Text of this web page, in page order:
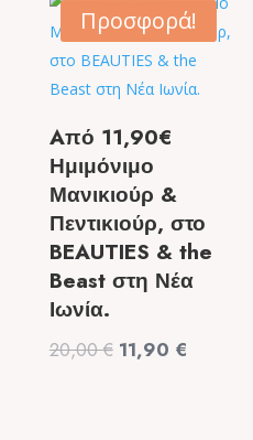
9,50 €. είναι:
6,50 €.
Προσφορά!
Aπό 11,90€
Ημιμόνιμο
Μανικιούρ &
Πεντικιούρ, στο
BEAUTIES & the
Beast στη Νέα
Ιωνία.
20,00€ Original
11,90 €